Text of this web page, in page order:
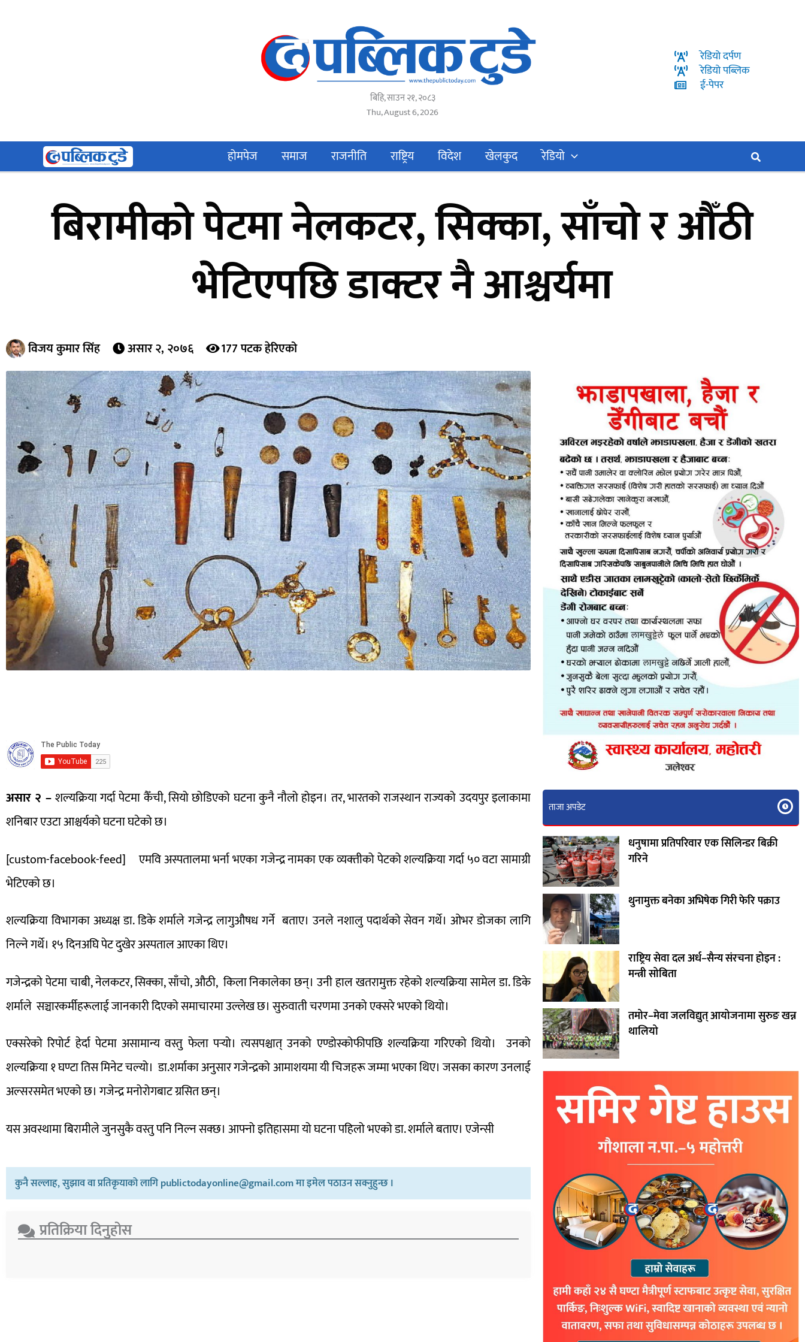
बिहि, साउन २१, २०८३
Thu, August 6, 2026
रेडियो दर्पण
रेडियो पब्लिक
ई-पेपर
होमपेज समाज राजनीति राष्ट्रिय विदेश खेलकुद रेडियो Search
बिरामीको पेटमा नेलकटर, सिक्का, साँचो र औँठी
भेटिएपछि डाक्टर नै आश्चर्यमा
विजय कुमार सिंह असार २, २०७६ 177 पटक हेरिएको
असार २ –शल्यक्रिया गर्दा पेटमा कैँची, सियो छोडिएको घटना कुनै नौलो होइन। तर, भारतको राजस्थान राज्यको उदयपुर इलाकामा
शनिबार एउटा आश्चर्यको घटना घटेको छ।
[custom-facebook-feed]
एमवि अस्पतालमा भर्ना भएका गजेन्द्र नामका एक व्यक्‍तीको पेटको शल्यक्रिया गर्दा ५० वटा सामाग्री
भेटिएको छ।
शल्यक्रिया विभागका अध्यक्ष डा. डिके शर्माले गजेन्द्र लागुऔषध गर्ने बताए। उनले नशालु पदार्थको सेवन गर्थे। ओभर डोजका लागि
निल्ने गर्थे। १५ दिनअघि पेट दुखेर अस्पताल आएका थिए।
गजेन्द्रको पेटमा चाबी, नेलकटर, सिक्का, साँचो, औठी, किला निकालेका छन्। उनी हाल खतरामुक्त रहेको शल्यक्रिया सामेल डा. डिके
शर्माले सञ्चारकर्मीहरूलाई जानकारी दिएको समाचारमा उल्लेख छ। सुरुवाती चरणमा उनको एक्सरे भएको थियो।
एक्सरेको रिपोर्ट हेर्दा पेटमा असामान्य वस्तु फेला पर्‍यो। त्यसपश्चात् उनको एण्डोस्कोफीपछि शल्यक्रिया गरिएको थियो। उनको
शल्यक्रिया १ घण्टा तिस मिनेट चल्यो। डा.शर्माका अनुसार गजेन्द्रको आमाशयमा यी चिजहरू जम्मा भएका थिए। जसका कारण उनलाई
अल्सरसमेत भएको छ। गजेन्द्र मनोरोगबाट ग्रसित छन्।
यस अवस्थामा बिरामीले जुनसुकै वस्तु पनि निल्न सक्छ। आफ्नो इतिहासमा यो घटना पहिलो भएको डा. शर्माले बताए। एजेन्सी
कुनै सल्लाह, सुझाव वा प्रतिकृयाको लागि publictodayonline@gmail.com मा इमेल पठाउन सक्नुहुन्छ ।
प्रतिक्रिया दिनुहोस​
ताजा अपडेट
धनुषामा प्रतिपरिवार एक सिलिन्डर बिक्री
गरिने
थुनामुक्त बनेका अभिषेक गिरी फेरि पक्राउ
राष्ट्रिय सेवा दल अर्ध–सैन्य संरचना होइन :
मन्त्री सोबिता
तमोर–मेवा जलविद्युत् आयोजनामा सुरुङ खन्न
थालियो